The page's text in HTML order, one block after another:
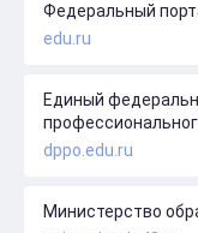
Федеральный
edu.ru
Единый
dppo.edu.ru
Министерство